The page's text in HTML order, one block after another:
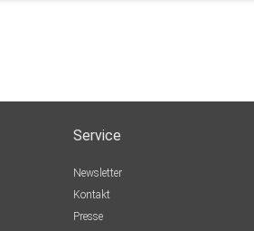
Service
Newsletter
Kontakt
Presse